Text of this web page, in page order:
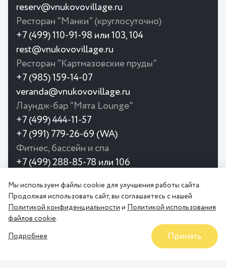
reserv@vnukovovillage.ru
Ресторан "Манки" (круглосуточно)
+7 (499) 110-91-98 или 103, 104
rest@vnukovovillage.ru
Ресторан "Картмазовские пруды"
+7 (985) 159-14-07
veranda@vnukovovillage.ru
Лаундж-бар "Мята Lounge"
+7 (499) 444-11-57
+7 (991) 779-26-69 (WA)
Фитнес, бассейн и спа
+7 (499) 288-85-78 или 106
Генеральный менеджер
gm@vnukovovillage.ru
© 2026
Гостевой дом в д. Картмазово - Курортно-
развлекательный комплекс Внуково Вилладж.
Мы используем файлы cookie для улучшения работы сайта.
Продолжая использовать сайт, вы соглашаетесь с нашей
Политикой конфиденциальности и Политикой использования
файлов cookie.
Подробнее Принять
АКЦИИ